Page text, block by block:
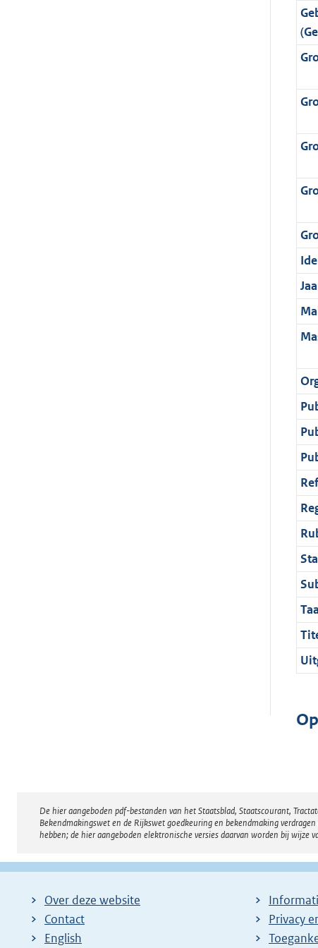
i
Disclaimer
De hier aangeboden pdf-bestanden van het Staatsblad, Staatscourant,
Bekendmakingswet en de Rijkswet goedkeuring en bekendmaking
hebben; de hier aangeboden elektronische versies daarvan worden bij wijze
Over deze website
Contact
English
Privacy